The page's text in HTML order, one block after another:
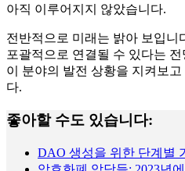
아직 이루어지지 않았습니다.
전반적으로 미래는 밝아 보입니
포괄적으로 연결될 수 있다는
이 분야의 발전 상황을 지켜보
다.
좋아할 수도 있습니다:
DAO 생성을 위한 단계별